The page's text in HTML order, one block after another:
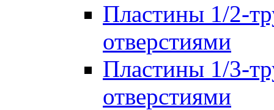
Пластины 1/2-
отверстиями
Пластины 1/3-
отверстиями